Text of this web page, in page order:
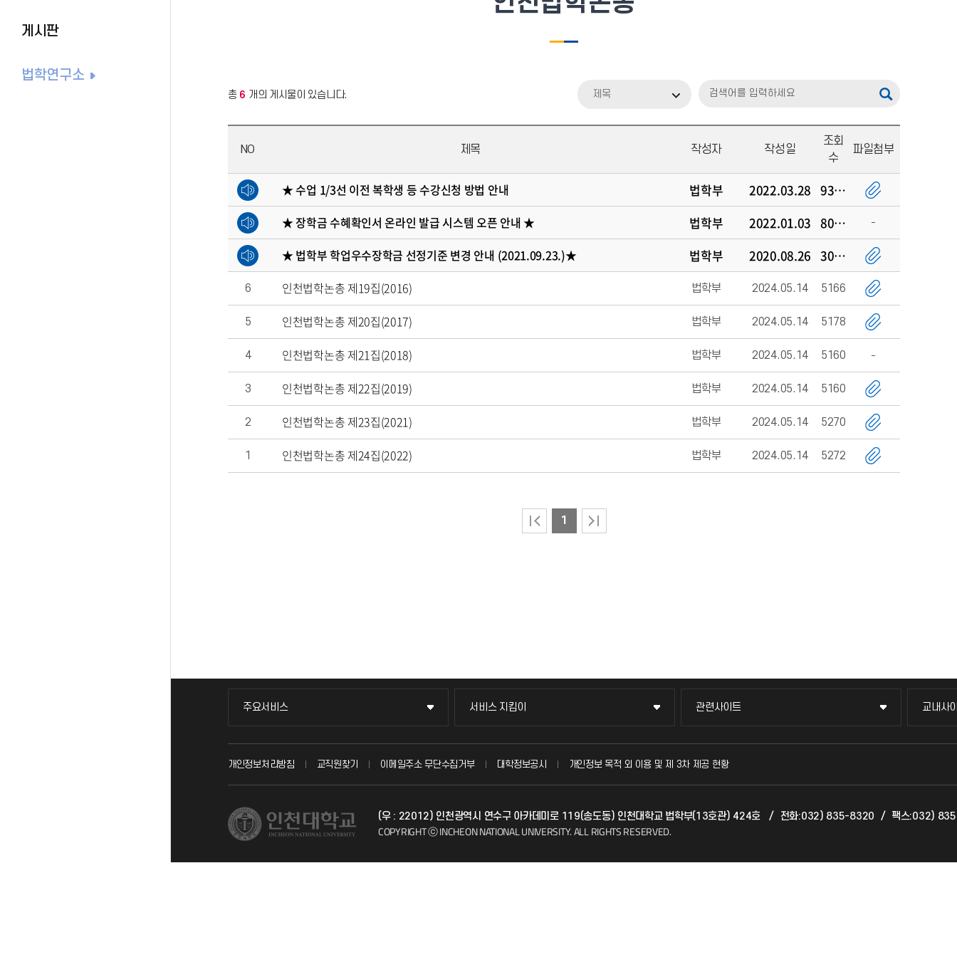
게시판
법학연구소
총 6 개의 게시물이 있습니다. 제목
NO 제목 작성자 작성일
조회
수
파일첨부
★ 수업 1/3선 이전 복학생 등 수강신청 방법 안내 법학부 2022.03.28 9372
★ 장학금 수혜확인서 온라인 발급 시스템 오픈 안내 ★ 법학부 2022.01.03 8023
★ 법학부 학업우수장학금 선정기준 변경 안내 (2021.09.23.)★ 법학부 2020.08.26 30299
6 인천법학논총 제19집(2016) 법학부 2024.05.14 5166
5 인천법학논총 제20집(2017) 법학부 2024.05.14 5178
4 인천법학논총 제21집(2018) 법학부 2024.05.14 5160
3 인천법학논총 제22집(2019) 법학부 2024.05.14 5160
2 인천법학논총 제23집(2021) 법학부 2024.05.14 5270
1 인천법학논총 제24집(2022) 법학부 2024.05.14 5272
1
주요서비스
주요서비스
교무회의방송
시설예약
서비스 지킴이
서비스 지킴이
묻고 답하기
자주 묻는 질문(FAQ)
관련사이트
관련사이트
국방헬프콜
산학협력단
교내사
교내사
교수회
국제교
개인정보처리방침 교직원찾기 이메일주소 무단수집거부 대학정보공시 개인정보 목적 외 이용 및 제 3차 제공 현황
(우 : 22012) 인천광역시 연수구 아카데미로 119(송도동) 인천대학교 법학부(13호관) 424호 / 전화:032) 835-8320 / 팩스:032)
COPYRIGHT ⓒ INCHEON NATIONAL UNIVERSITY.ALL RIGHTS RESERVED.